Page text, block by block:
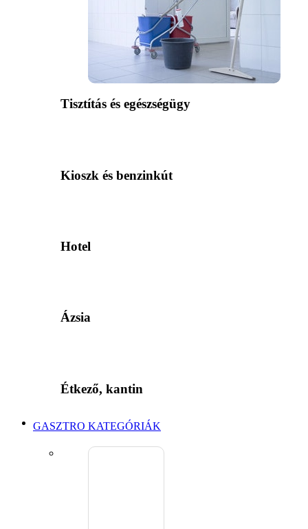
Tisztítás és egészségügy
Kioszk és benzinkút
Hotel
Ázsia
Étkező, kantin
GASZTRO KATEGÓRIÁK